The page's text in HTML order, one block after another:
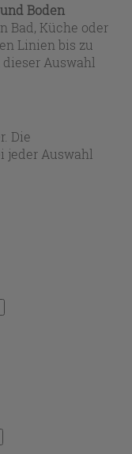
Boden
Bad, Küche oder
Linien bis zu
Auswahl
für ruhige,
mit
So gestalten
Wandbilder – je
Die
jeder Auswahl